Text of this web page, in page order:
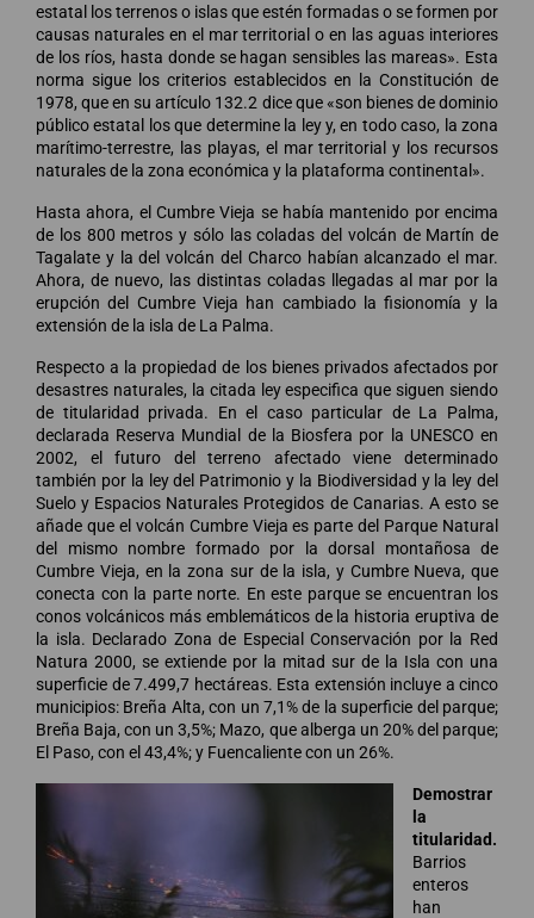
estatal los terrenos o islas que estén formadas o se formen por
causas naturales en el mar territorial o en las aguas interiores
de los ríos, hasta donde se hagan sensibles las mareas». Esta
norma sigue los criterios establecidos en la Constitución de
1978, que en su artículo 132.2 dice que «son bienes de dominio
público estatal los que determine la ley y, en todo caso, la zona
marítimo-terrestre, las playas, el mar territorial y los recursos
naturales de la zona económica y la plataforma continental».
Hasta ahora, el Cumbre Vieja se había mantenido por encima
de los 800 metros y sólo las coladas del volcán de Martín de
Tagalate y la del volcán del Charco habían alcanzado el mar.
Ahora, de nuevo, las distintas coladas llegadas al mar por la
erupción del Cumbre Vieja han cambiado la fisionomía y la
extensión de la isla de La Palma.
Respecto a la propiedad de los bienes privados afectados por
desastres naturales, la citada ley especifica que siguen siendo
de titularidad privada. En el caso particular de La Palma,
declarada Reserva Mundial de la Biosfera por la UNESCO en
2002, el futuro del terreno afectado viene determinado
también por la ley del Patrimonio y la Biodiversidad y la ley del
Suelo y Espacios Naturales Protegidos de Canarias. A esto se
añade que el volcán Cumbre Vieja es parte del Parque Natural
del mismo nombre formado por la dorsal montañosa de
Cumbre Vieja, en la zona sur de la isla, y Cumbre Nueva, que
conecta con la parte norte. En este parque se encuentran los
conos volcánicos más emblemáticos de la historia eruptiva de
la isla. Declarado Zona de Especial Conservación por la Red
Natura 2000, se extiende por la mitad sur de la Isla con una
superficie de 7.499,7 hectáreas. Esta extensión incluye a cinco
municipios: Breña Alta, con un 7,1% de la superficie del parque;
Breña Baja, con un 3,5%; Mazo, que alberga un 20% del parque;
El Paso, con el 43,4%; y Fuencaliente con un 26%.
Demostrar
la
titularidad.
Barrios
enteros
han